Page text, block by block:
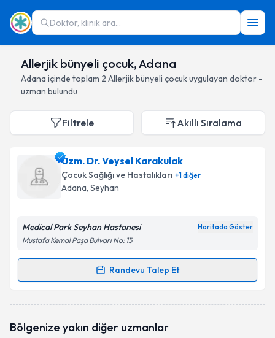
Doktor, klinik ara...
Allerjik bünyeli çocuk, Adana
Adana içinde toplam 2 Allerjik bünyeli çocukuygulayan doktor -
uzman bulundu
Filtrele Akıllı Sıralama
Uzm. Dr. Veysel Karakulak
Çocuk Sağlığı ve Hastalıkları +1diğer
Adana, Seyhan
Medical Park Seyhan Hastanesi Haritada Göster
Mustafa Kemal Paşa Bulvarı No: 15
Randevu Talep Et
Randevu Takvimi Talebi
talebi oluşturun. Size bu uzmandan randevu almanız
Bölgenize yakın diğer uzmanlar